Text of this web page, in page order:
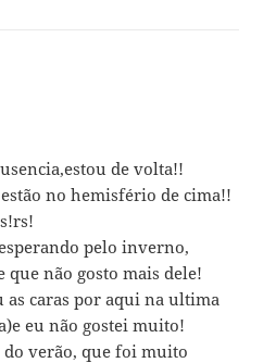
de volta!!
no hemisfério de cima!!
pelo inverno,
que não gosto mais dele!
as caras por aqui na ultima
eu não gostei muito!
do verão, que foi muito